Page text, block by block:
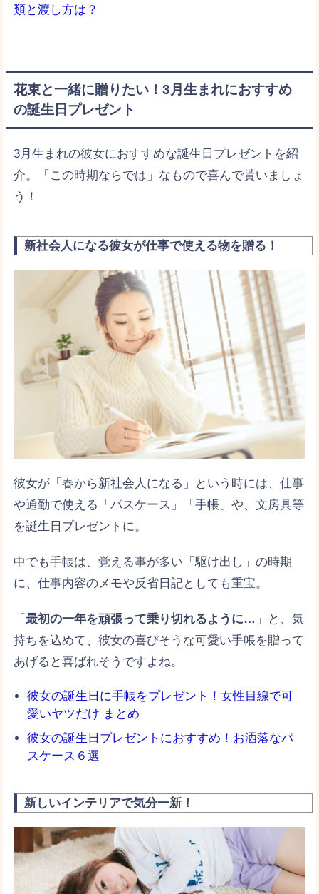
類と渡し方は？
花束と一緒に贈りたい！3月生まれにおすすめ
の誕生日プレゼント
3月生まれの彼女におすすめな誕生日プレゼントを紹
介。「この時期ならでは」なもので喜んで貰いましょ
う！
新社会人になる彼女が仕事で使える物を贈る！
彼女が「春から新社会人になる」という時には、仕事
や通勤で使える「パスケース」「手帳」や、文房具等
を誕生日プレゼントに。
中でも手帳は、覚える事が多い「駆け出し」の時期
に、仕事内容のメモや反省日記としても重宝。
「最初の一年を頑張って乗り切れるように… 」と、気
持ちを込めて、彼女の喜びそうな可愛い手帳を贈って
あげると喜ばれそうですよね。
彼女の誕生日に手帳をプレゼント！女性目線で可
愛いヤツだけ まとめ
彼女の誕生日プレゼントにおすすめ！お洒落なパ
スケース６選
新しいインテリアで気分一新！